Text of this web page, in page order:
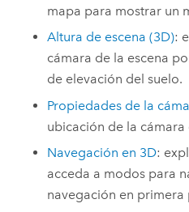
mapa para mostrar un
Altura de escena (3D):
cámara de la escena
de elevación del suelo.
Propiedades de la
ubicación de la
Navegación en 3D:
acceda a modos para
navegación en primera